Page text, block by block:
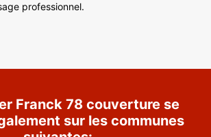
professionnel.
Franck 78 couverture se
sur les communes